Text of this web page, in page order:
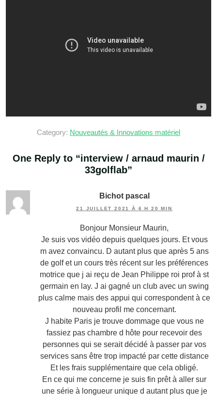
Category: Nouveautés & Innovations matériel
One Reply to “interview / arnaud maurin /
33golflab”
Bichot pascal
21 JUILLET 2021 À 6 H 20 MIN
Bonjour Monsieur Maurin,
Je suis vos vidéo depuis quelques jours. Et vous
m avez convaincu. D autant plus que après 5 ans
de golf et un cours très récent sur les préférences
motrice que j ai reçu de Jean Philippe roi prof à st
germain en lay. J ai gagné un club avec un swing
plus calme mais des appui qui correspondent à ce
nouveau profil me concernant.
J habite Paris je trouve dommage que vous ne
fassiez pas chambre d hôte pour recevoir des
personnes qui se serait décidé à passer par vos
services sans être trop impacté par cette distance
Et les frais supplémentaire que cela obligé.
En ce qui me concerne je suis fin prêt à aller sur
une série à longueur unique d autant plus que je